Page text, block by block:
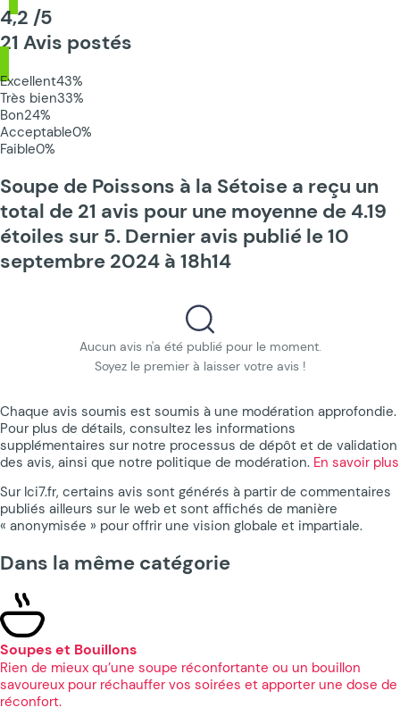
4,2 /5
21 Avis postés
Excellent43%
Très bien33%
Bon24%
Acceptable0%
Faible0%
Soupe de Poissons à la Sétoise a reçu un
total de 21 avis pour une moyenne de 4.19
étoiles sur 5. Dernier avis publié le 10
septembre 2024 à 18h14
Aucun avis n'a été publié pour le moment.
Soyez le premier à laisser votre avis !
Chaque avis soumis est soumis à une modération approfondie.
Pour plus de détails, consultez les informations
supplémentaires sur notre processus de dépôt et de validation
des avis, ainsi que notre politique de modération. En savoir plus
Sur Ici7.fr, certains avis sont générés à partir de commentaires
publiés ailleurs sur le web et sont affichés de manière
« anonymisée » pour offrir une vision globale et impartiale.
Dans la même catégorie
Soupes et Bouillons
Rien de mieux qu’une soupe réconfortante ou un bouillon
savoureux pour réchauffer vos soirées et apporter une dose de
réconfort.